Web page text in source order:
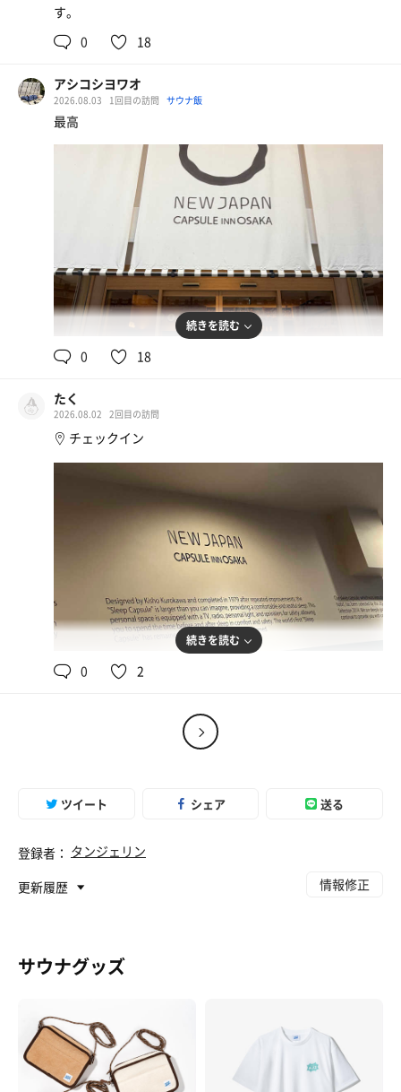
唐揚げカレー
カレーが魚粉の香りがして美味しい🍛 大きな唐揚げが
コーヒー牛乳
石焼きご飯で締めました🍚デラうまっ😋
ウォーターサーバー
す。
0
18
アシコシヨワオ
2026.08.03 1回目の訪問 サウナ飯
最高
唐揚げ南蛮定食
続きを読む
0 18
たく
2026.08.02 2回目の訪問
チェックイン
続きを読む
0 2
ツイート シェア 送る
登録者： タンジェリン
更新履歴
情報修正
サウナグッズ